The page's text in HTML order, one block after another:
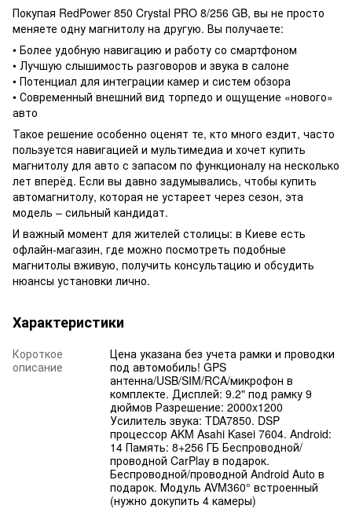
Покупая RedPower 850 Crystal PRO 8/256 GB, вы не просто
меняете одну магнитолу на другую. Вы получаете:
• Более удобную навигацию и работу со смартфоном
• Лучшую слышимость разговоров и звука в салоне
• Потенциал для интеграции камер и систем обзора
• Современный внешний вид торпедо и ощущение «нового»
авто
Такое решение особенно оценят те, кто много ездит, часто
пользуется навигацией и мультимедиа и хочет купить
магнитолу для авто с запасом по функционалу на несколько
лет вперёд. Если вы давно задумывались, чтобы купить
автомагнитолу, которая не устареет через сезон, эта
модель – сильный кандидат.
И важный момент для жителей столицы: в Киеве есть
офлайн-магазин, где можно посмотреть подобные
магнитолы вживую, получить консультацию и обсудить
нюансы установки лично.
Характеристики
Короткое
описание
Цена указана без учета рамки и проводки
под автомобиль! GPS
антенна/USB/SIM/RCA/микрофон в
комплекте. Дисплей: 9.2" под рамку 9
дюймов Разрешение: 2000x1200
Усилитель звука: TDA7850. DSP
процессор AKM Asahi Kasei 7604. Android:
14 Память: 8+256 ГБ Беспроводной/
проводной CarPlay в подарок.
Беспроводной/проводной Android Auto в
подарок. Модуль AVM360° встроенный
(нужно докупить 4 камеры)